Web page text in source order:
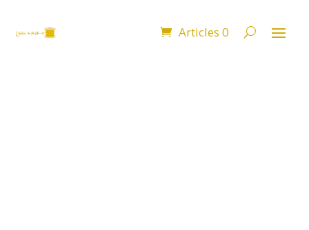
Articles 0